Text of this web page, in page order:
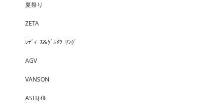
夏祭り
ZETA
ﾚﾃﾞｨｰｽ&ｸﾞﾙﾒﾂｰﾘﾝｸﾞ
AGV
VANSON
ASHｵｲﾙ